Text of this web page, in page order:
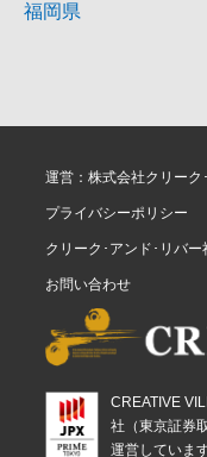
福岡県
運営：株式会社クリーク
プライバシーポリシー
クリーク･アンド･リバ
お問い合わせ
CREATIVE
社（東京証券
運営しています